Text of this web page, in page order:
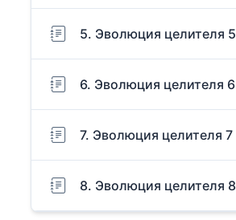
5. Эволюция целителя 5
6. Эволюция целителя 6
7. Эволюция целителя 7
8. Эволюция целителя 8